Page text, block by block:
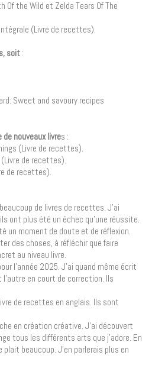
Of the Wild et Zelda Tears Of The
(Livre de recettes).
soit :
Sweet and savoury recipes
nouveaux livres :
(Livre de recettes).
de recettes).
de recettes).
de livres de recettes. J’ai
ont plus été un échec qu’une réussite.
un moment de doute et de réflexion.
des choses, à réfléchir que faire
au niveau livre.
l’année 2025. J’ai quand même écrit
en court de correction. Ils
de recettes en anglais. Ils sont
en création créative. J’ai découvert
tous les différents arts que j’adore. En
beaucoup. J’en parlerais plus en